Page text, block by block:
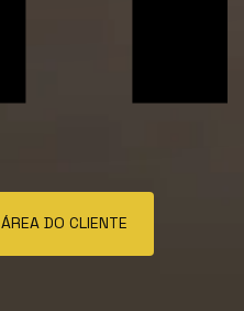
ÁREA DO CLIENTE